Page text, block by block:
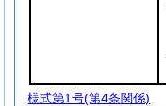
様式第1号(第4条関係)